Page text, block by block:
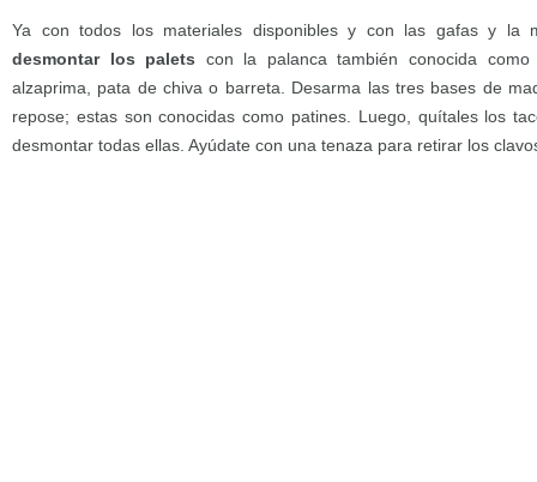
Ya con todos los materiales disponibles y con las gafas y la
desmontar los palets con la palanca también conocida
alzaprima, pata de chiva o barreta. Desarma las tres bases de
repose; estas son conocidas como patines. Luego, quítales los
desmontar todas ellas. Ayúdate con una tenaza para retirar los